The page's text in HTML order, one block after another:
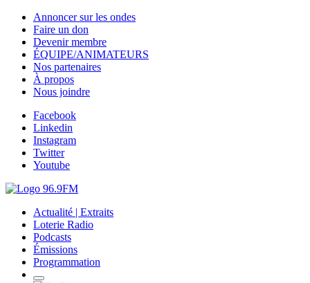
Annoncer sur les ondes
Faire un don
Devenir membre
ÉQUIPE/ANIMATEURS
Nos partenaires
À propos
Nous joindre
Facebook
Linkedin
Instagram
Twitter
Youtube
Actualité | Extraits
Loterie Radio
Podcasts
Émissions
Programmation